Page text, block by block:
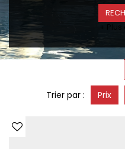
+
Trier par : Prix